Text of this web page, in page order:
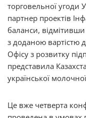
торговельної угоди
партнер проектів
баланси, відмітивши
з доданою вартістю
Офісу з розвитку
представила
української
Це вже четверта